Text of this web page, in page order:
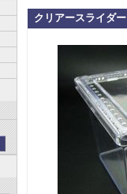
クリアースライダー